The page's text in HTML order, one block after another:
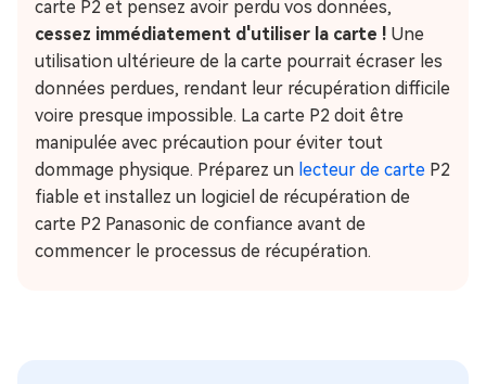
carte P2 et pensez avoir perdu vos données,
cessez immédiatement d'utiliser la carte ! Une
utilisation ultérieure de la carte pourrait écraser les
données perdues, rendant leur récupération difficile
voire presque impossible. La carte P2 doit être
manipulée avec précaution pour éviter tout
dommage physique. Préparez un lecteur de carte P2
fiable et installez un logiciel de récupération de
carte P2 Panasonic de confiance avant de
commencer le processus de récupération.